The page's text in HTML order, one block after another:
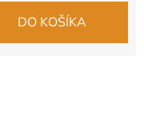
DO KOŠÍKA